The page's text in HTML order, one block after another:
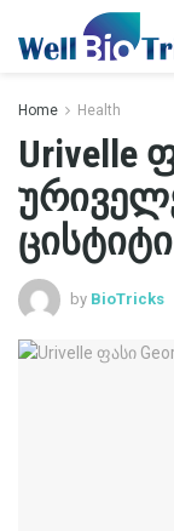
Home Health
Urivelle
by BioTricks